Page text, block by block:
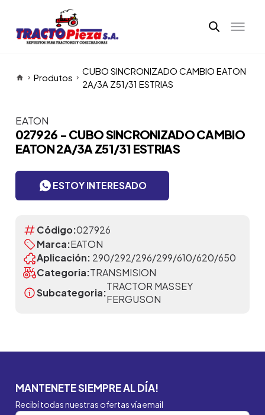
Produtos
CUBO SINCRONIZADO CAMBIO EATON
2A/3A Z51/31 ESTRIAS
Itens da Galeria
EATON
027926 - CUBO SINCRONIZADO CAMBIO
EATON 2A/3A Z51/31 ESTRIAS
ESTOY INTERESADO
Código:027926
Marca:EATON
Aplicación: 290/292/296/299/610/620/650
Categoria:TRANSMISION
Subcategoria:
TRACTOR MASSEY
FERGUSON
MANTENETE SIEMPRE AL DÍA!
Recibí todas nuestras ofertas vía email